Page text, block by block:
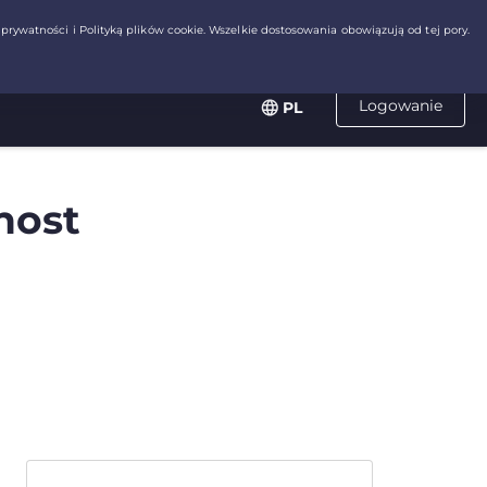
Logowanie
PL